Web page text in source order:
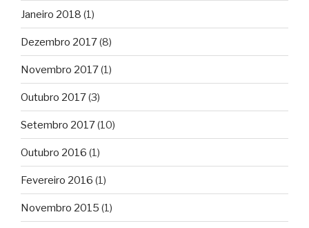
Janeiro 2018 (1)
Dezembro 2017(8)
Novembro 2017(1)
Outubro 2017(3)
Setembro 2017(10)
Outubro 2016 (1)
Fevereiro 2016 (1)
Novembro 2015 (1)